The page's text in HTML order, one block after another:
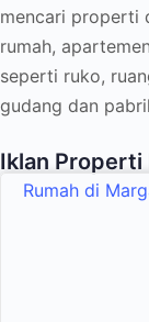
mencari properti
rumah,
seperti ruko,
gudang dan
Iklan Properti
Rumah di